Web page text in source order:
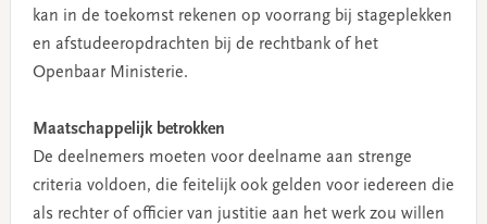
kan in de toekomst rekenen op voorrang bij stageplekken
en afstudeeropdrachten bij de rechtbank of het
Openbaar Ministerie.
Maatschappelijk betrokken
De deelnemers moeten voor deelname aan strenge
criteria voldoen, die feitelijk ook gelden voor iedereen die
als rechter of officier van justitie aan het werk zou willen